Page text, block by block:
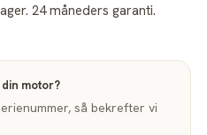
24 måneders garanti.
motor?
så bekrefter vi